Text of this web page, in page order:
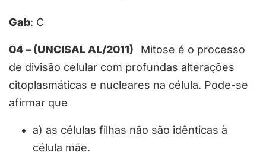
Gab: C
04 – (UNCISAL AL/2011) Mitose é o processo
de divisão celular com profundas alterações
citoplasmáticas e nucleares na célula. Pode-se
afirmar que
a) as células filhas não são idênticas à
célula mãe.